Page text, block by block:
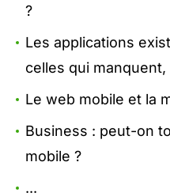
?
Les applications
celles qui
Le web mobile et la
Business : peut-on
mobile ?
...